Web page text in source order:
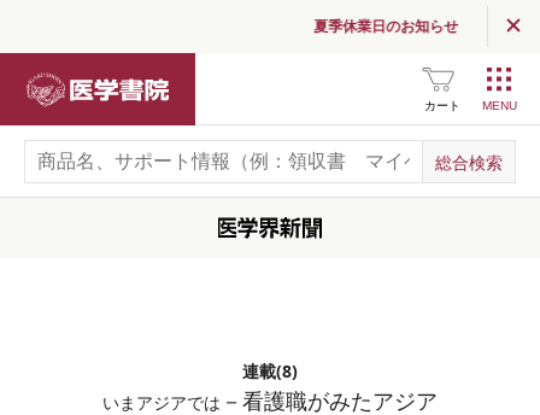
夏季休業日のお知らせ
カート
連載(8)
いまアジアでは －看護職がみたアジア